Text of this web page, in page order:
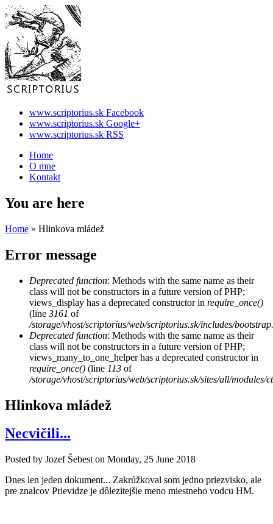
www.scriptorius.sk Facebook
www.scriptorius.sk Google+
www.scriptorius.sk RSS
Home
O mne
Kontakt
You are here
Home » Hlinkova mládež
Error message
Deprecated function: Methods with the same name as their
class will not be constructors in a future version of PHP;
views_display has a deprecated constructor in require_once()
(line 3161 of
/storage/vhost/scriptorius/web/scriptorius.sk/includes/
Deprecated function: Methods with the same name as their
class will not be constructors in a future version of PHP;
views_many_to_one_helper has a deprecated constructor in
require_once() (line 113 of
/storage/vhost/scriptorius/web/scriptorius.sk/sites/all/modules/
Hlinkova mládež
Necvičili...
Posted by Jozef Šebest on Monday, 25 June 2018
Dnes len jeden dokument... Zakrúžkoval som jedno priezvisko, ale
pre znalcov Prievidze je dôlezitejšie meno miestneho vodcu HM.